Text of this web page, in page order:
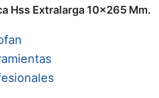
Hss Extralarga 10x265 Mm.